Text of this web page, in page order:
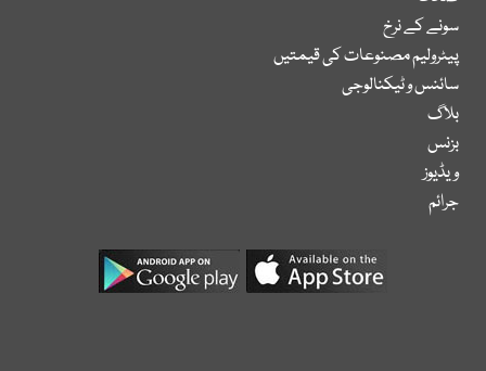
سونے کے نرخ
پیٹرولیم مصنوعات کی قیمتیں
سائنس و ٹیکنالوجی
بلاگ
بزنس
ویڈیوز
جرائم